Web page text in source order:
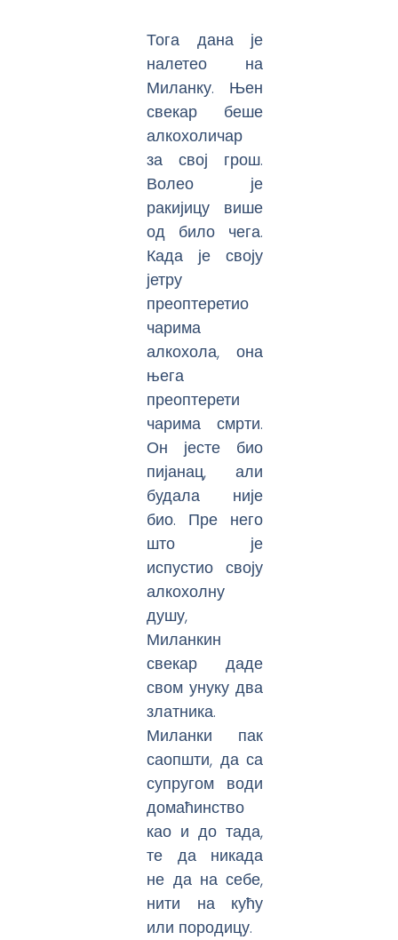
Тога дана је
налетео на
Миланку. Њен
свекар беше
алкохоличар
за свој грош.
Волео је
ракијицу више
од било чега.
Када је своју
јетру
преоптеретио
чарима
алкохола, она
њега
преоптерети
чарима смрти.
Он јесте био
пијанац, али
будала није
био. Пре него
што је
испустио своју
алкохолну
душу,
Миланкин
свекар даде
свом унуку два
златника.
Миланки пак
саопшти, да са
супругом води
домаћинство
као и до тада,
те да никада
не да на себе,
нити на кућу
или породицу.